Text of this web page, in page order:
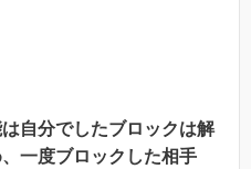
自分でしたブロックは解
、 一度ブロックした相手